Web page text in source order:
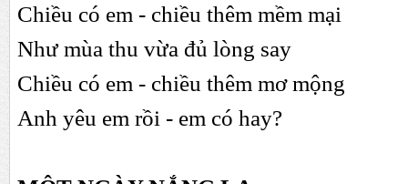
Chiều có em - chiều thêm mềm mại
Như mùa thu vừa đủ lòng say
Chiều có em - chiều thêm mơ mộng
Anh yêu em rồi - em có hay?